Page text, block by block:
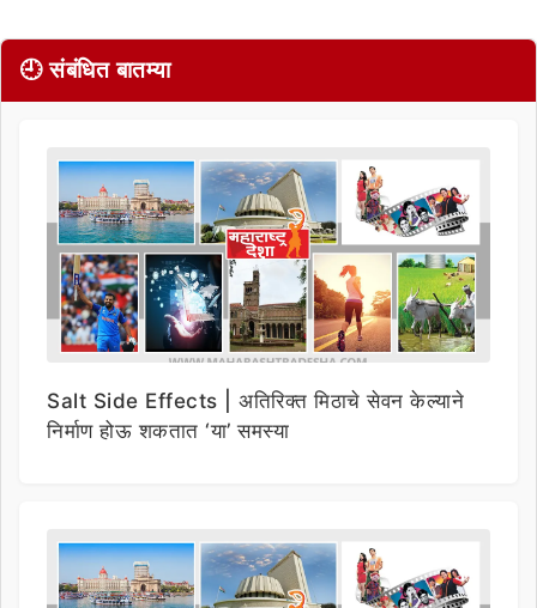
🕘 संबंधित बातम्या
Salt Side Effects | अतिरिक्त मिठाचे सेवन केल्याने
निर्माण होऊ शकतात ‘या’ समस्या